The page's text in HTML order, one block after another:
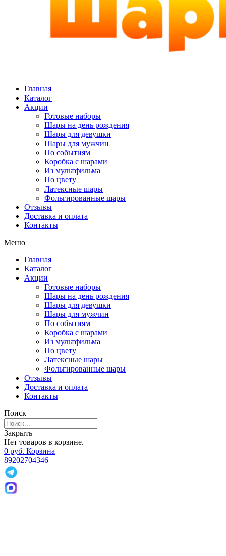
Главная
Каталог
Акции
Готовые наборы
Шары на день рождения
Шары для девушки
Шары для мужчин
По событиям
Коробка с шарами
Из мультфильма
По цвету
Латексные шары
Фольгированные шары
Отзывы
Доставка и оплата
Контакты
Меню
Главная
Каталог
Акции
Готовые наборы
Шары на день рождения
Шары для девушки
Шары для мужчин
По событиям
Коробка с шарами
Из мультфильма
По цвету
Латексные шары
Фольгированные шары
Отзывы
Доставка и оплата
Контакты
Поиск
Закрыть
Нет товаров в корзине.
0 руб. Корзина
89202704346